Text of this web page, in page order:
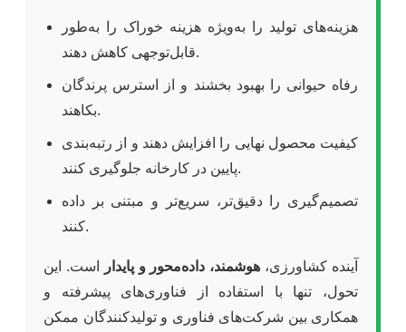
هزینه‌های تولید را به‌ویژه هزینه خوراک را به‌طور
قابل‌توجهی کاهش دهند.
رفاه حیوانی را بهبود بخشند و از استرس پرندگان
بکاهند.
کیفیت محصول نهایی را افزایش دهند و از رتبه‌بندی
پایین در کارخانه جلوگیری کنند.
تصمیم‌گیری را دقیق‌تر، سریع‌تر و مبتنی بر داده
کنند.
آینده کشاورزی، هوشمند، داده‌محور و پایدار
است. این
تحول، تنها با استفاده از فناوری‌های پیشرفته و
همکاری بین شرکت‌های فناوری و تولیدکنندگان ممکن